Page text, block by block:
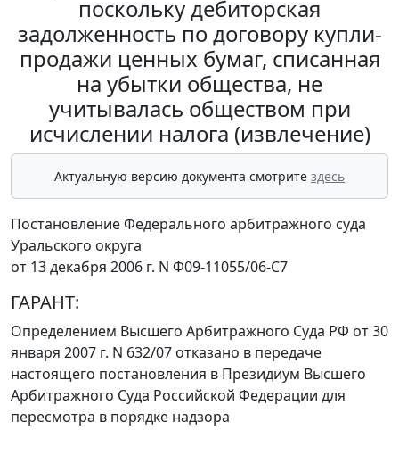
поскольку дебиторская
задолженность по договору купли-
продажи ценных бумаг, списанная
на убытки общества, не
учитывалась обществом при
исчислении налога (извлечение)
Актуальную версию документа смотрите здесь
Постановление Федерального арбитражного суда
Уральского округа
от 13 декабря 2006 г. N Ф09-11055/06-С7
ГАРАНТ:
Определением Высшего Арбитражного Суда РФ от 30
января 2007 г. N 632/07 отказано в передаче
настоящего постановления в Президиум Высшего
Арбитражного Суда Российской Федерации для
пересмотра в порядке надзора